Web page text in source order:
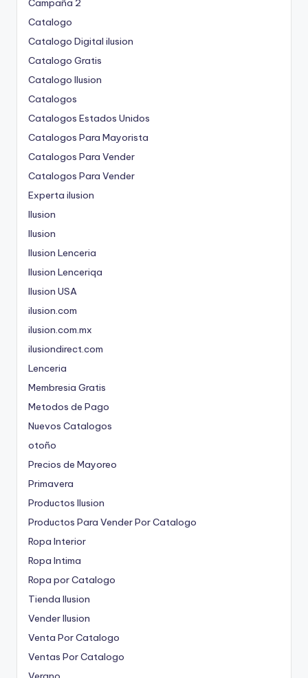
Campaña 2
Catalogo
Catalogo Digital ilusion
Catalogo Gratis
Catalogo Ilusion
Catalogos
Catalogos Estados Unidos
Catalogos Para Mayorista
Catalogos Para Vender
Catalogos Para Vender
Experta ilusion
Ilusion
Ilusion
Ilusion Lenceria
Ilusion Lenceriqa
Ilusion USA
ilusion.com
ilusion.com.mx
ilusiondirect.com
Lenceria
Membresia Gratis
Metodos de Pago
Nuevos Catalogos
otoño
Precios de Mayoreo
Primavera
Productos Ilusion
Productos Para Vender Por Catalogo
Ropa Interior
Ropa Intima
Ropa por Catalogo
Tienda Ilusion
Vender Ilusion
Venta Por Catalogo
Ventas Por Catalogo